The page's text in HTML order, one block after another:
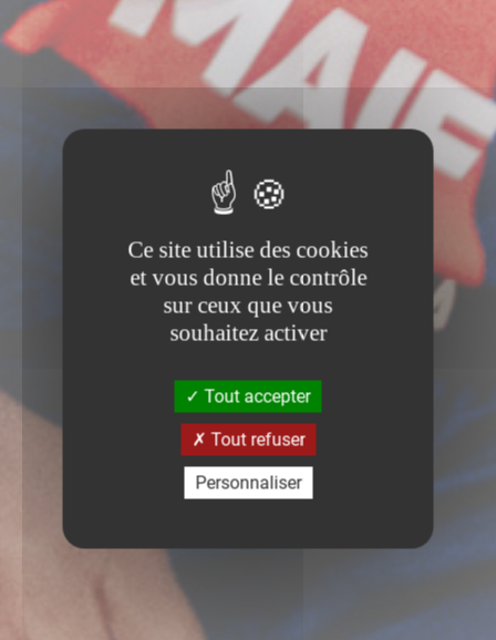
Ce site utilise des cookies
et vous donne le contrôle
sur ceux que vous
souhaitez activer
Tout accepter
Tout refuser
Personnaliser